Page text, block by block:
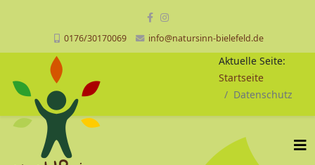
0176/30170069 info@natursinn-bielefeld.de
Aktuelle Seite:
Startseite
Datenschutz